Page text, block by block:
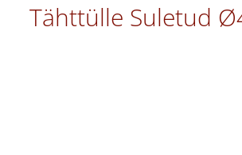
Tähttülle Suletud